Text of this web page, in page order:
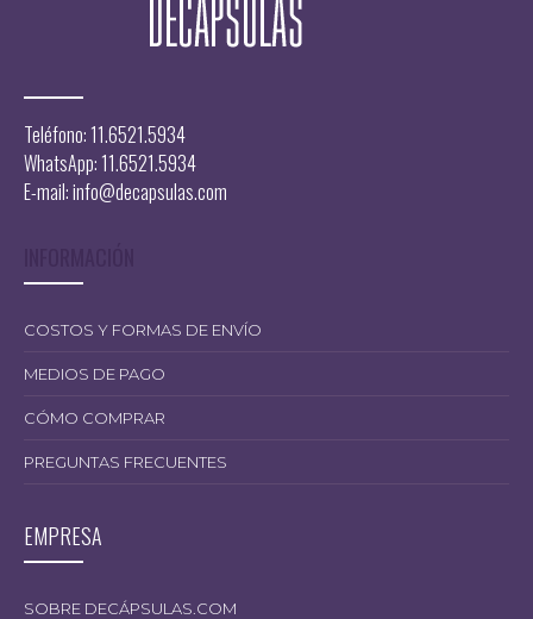
Teléfono: 11.6521.5934
WhatsApp: 11.6521.5934
E-mail:info@decapsulas.com
COSTOS Y FORMAS DE ENVÍO
MEDIOS DE PAGO
CÓMO COMPRAR
PREGUNTAS FRECUENTES
EMPRESA
SOBRE DECÁPSULAS.COM